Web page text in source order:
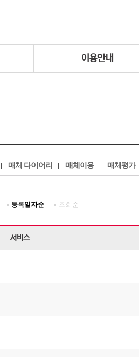
이용안내
매체 다이어리 매체이용 매체평가
등록일자순 조회순
서비스